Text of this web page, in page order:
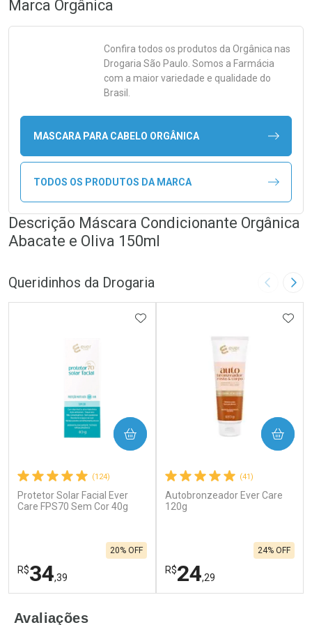
Marca Orgânica
Confira todos os produtos da Orgânica nas
Drogaria São Paulo. Somos a Farmácia
com a maior variedade e qualidade do
Brasil.
MASCARA PARA CABELO ORGÂNICA
TODOS OS PRODUTOS DA MARCA
Descrição Máscara Condicionante Orgânica
Abacate e Oliva 150ml
Queridinhos da Drogaria Imagem
(124)
Protetor Solar Facial Ever
Care FPS70 Sem Cor 40g
R$34,39
20% OFF
ADICIONAR AOS FAVORITOS
COMPRAR
(41)
Autobronzeador Ever Care
120g
R$24,29
24% OFF
COMPRAR
Avaliações